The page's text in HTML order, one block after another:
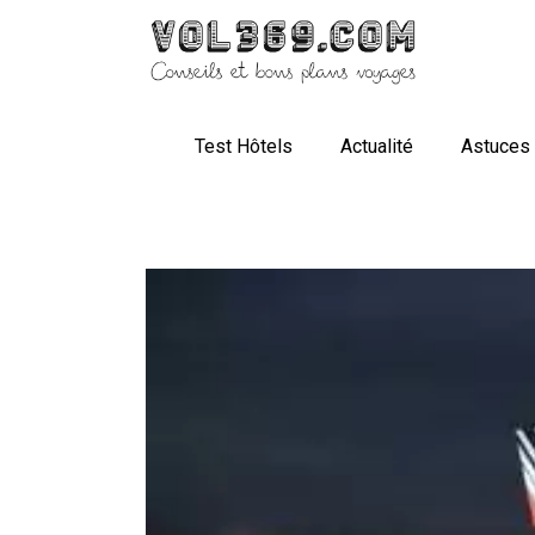
Test Hôtels Actualité Astuces